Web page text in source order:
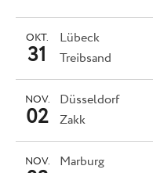
Lübeck
OKT.
31 Treibsand
Düsseldorf
NOV.
02 Zakk
Marburg
NOV.